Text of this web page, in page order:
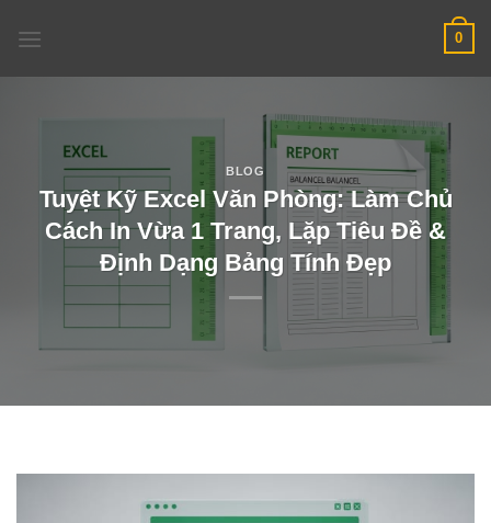
0
BLOG
Tuyệt Kỹ Excel Văn Phòng: Làm Chủ
Cách In Vừa 1 Trang, Lặp Tiêu Đề &
Định Dạng Bảng Tính Đẹp